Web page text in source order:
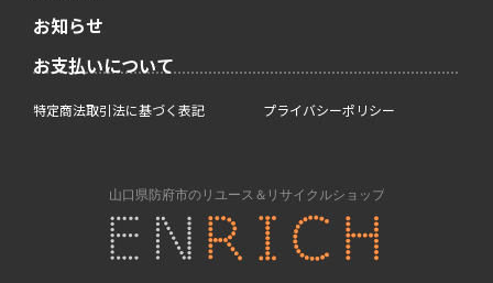
お知らせ
お支払いについて
特定商法取引法に基づく表記 プライバシーポリシー